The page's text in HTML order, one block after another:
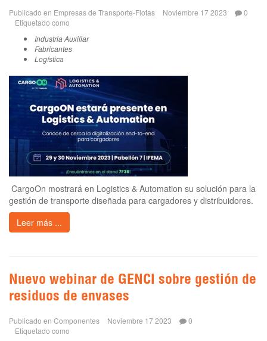
Publicado en Empresas de Transporte-Flotas Noviembre 17 2023
0
Etiquetado como
Industria Auxiliar
Fabricantes
Logística
CargoOn mostrará en Logistics & Automation su solución para la
gestión de transporte diseñada para cargadores y distribuidores.
Leer más ...
Nuevo webinar de GENCI sobre gestión de
residuos de envases
Publicado en Componentes Noviembre 17 2023
0
Etiquetado como